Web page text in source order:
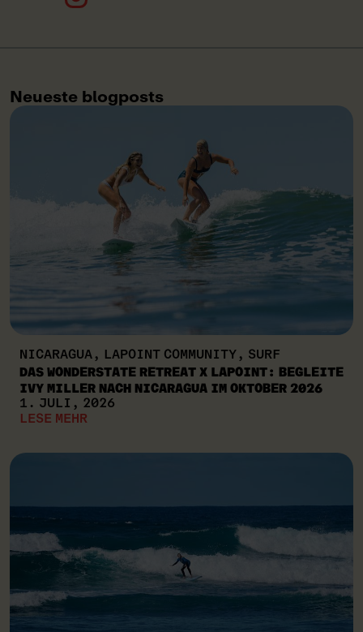
Neueste blogposts
NICARAGUA, LAPOINT COMMUNITY, SURF
DAS WONDERSTATE RETREAT X LAPOINT: BEGLEITE
IVY MILLER NACH NICARAGUA IM OKTOBER 2026
1. JULI, 2026
LESE MEHR